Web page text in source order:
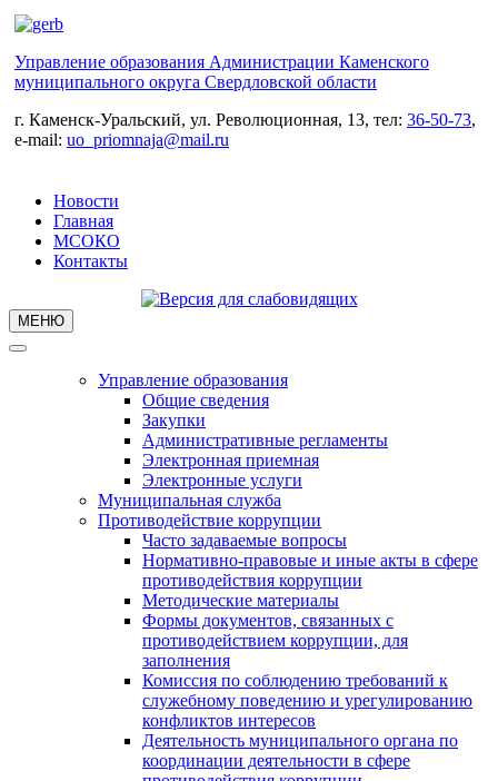
Управление образования Администрации Каменского
муниципального округа Свердловской области
г. Каменск-Уральский, ул. Революционная, 13, тел: 36-50-73,
e-mail: uo_priomnaja@mail.ru
Новости
Главная
МСОКО
Контакты
МЕНЮ
Управление образования
Общие сведения
Закупки
Административные регламенты
Электронная приемная
Электронные услуги
Муниципальная служба
Противодействие коррупции
Часто задаваемые вопросы
Нормативно-правовые и иные акты в сфере
противодействия коррупции
Методические материалы
Формы документов, связанных с
противодействием коррупции, для
заполнения
Комиссия по соблюдению требований к
служебному поведению и урегулированию
конфликтов интересов
Деятельность муниципального органа по
координации деятельности в сфере